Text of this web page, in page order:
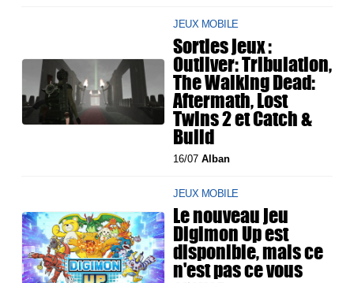
JEUX MOBILE
Sorties jeux :
Outliver: Tribulation,
The Walking Dead:
Aftermath, Lost
Twins 2 et Catch &
Build
16/07Alban
JEUX MOBILE
Le nouveau jeu
Digimon Up est
disponible, mais ce
n'est pas ce vous